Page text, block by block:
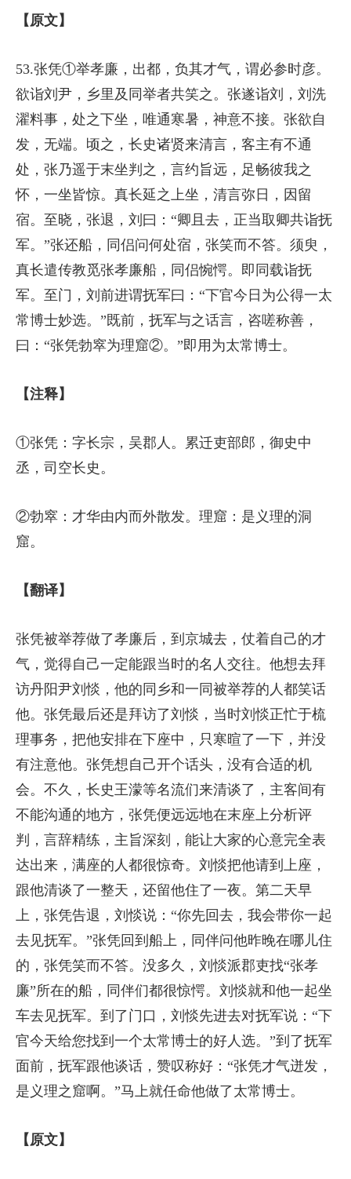
【原文】
53.张凭①举孝廉，出都，负其才气，谓必参时彦。
欲诣刘尹，乡里及同举者共笑之。张遂诣刘，刘洗
濯料事，处之下坐，唯通寒暑，神意不接。张欲自
发，无端。顷之，长史诸贤来清言，客主有不通
处，张乃遥于末坐判之，言约旨远，足畅彼我之
怀，一坐皆惊。真长延之上坐，清言弥日，因留
宿。至晓，张退，刘曰：“卿且去，正当取卿共诣抚
军。”张还船，同侣问何处宿，张笑而不答。须臾，
真长遣传教觅张孝廉船，同侣惋愕。即同载诣抚
军。至门，刘前进谓抚军曰：“下官今日为公得一太
常博士妙选。”既前，抚军与之话言，咨嗟称善，
曰：“张凭勃窣为理窟②。”即用为太常博士。
【注释】
①张凭：字长宗，吴郡人。累迁吏部郎，御史中
丞，司空长史。
②勃窣：才华由内而外散发。理窟：是义理的洞
窟。
【翻译】
张凭被举荐做了孝廉后，到京城去，仗着自己的才
气，觉得自己一定能跟当时的名人交往。他想去拜
访丹阳尹刘惔，他的同乡和一同被举荐的人都笑话
他。张凭最后还是拜访了刘惔，当时刘惔正忙于梳
理事务，把他安排在下座中，只寒暄了一下，并没
有注意他。张凭想自己开个话头，没有合适的机
会。不久，长史王濛等名流们来清谈了，主客间有
不能沟通的地方，张凭便远远地在末座上分析评
判，言辞精练，主旨深刻，能让大家的心意完全表
达出来，满座的人都很惊奇。刘惔把他请到上座，
跟他清谈了一整天，还留他住了一夜。第二天早
上，张凭告退，刘惔说：“你先回去，我会带你一起
去见抚军。”张凭回到船上，同伴问他昨晚在哪儿住
的，张凭笑而不答。没多久，刘惔派郡吏找“张孝
廉”所在的船，同伴们都很惊愕。刘惔就和他一起坐
车去见抚军。到了门口，刘惔先进去对抚军说：“下
官今天给您找到一个太常博士的好人选。”到了抚军
面前，抚军跟他谈话，赞叹称好：“张凭才气迸发，
是义理之窟啊。”马上就任命他做了太常博士。
【原文】